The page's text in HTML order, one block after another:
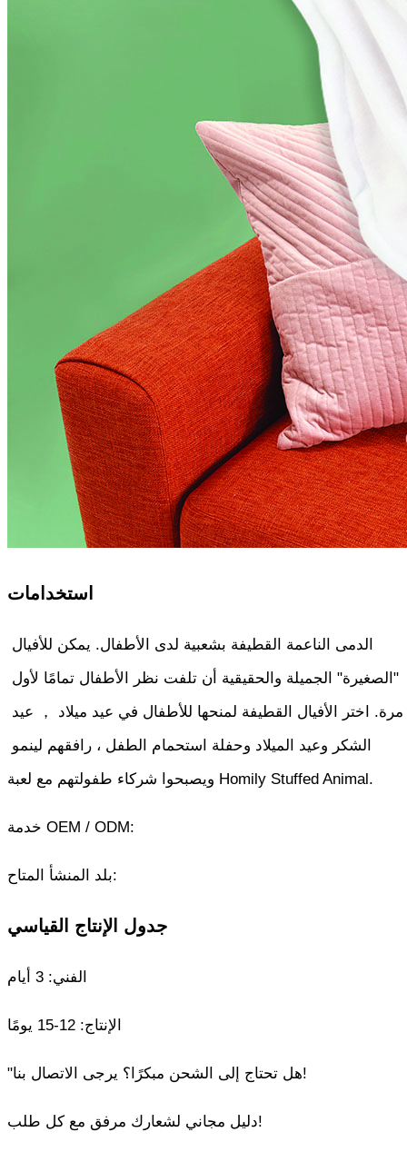
استخدامات
ويصبحوا شركاء طفولتهم مع لعبة Homily Stuffed Animal.
خدمة OEM / ODM:
بلد المنشأ المتاح:
جدول الإنتاج القياسي
الفني: 3 أيام
الإنتاج: 12-15 يومًا
"هل تحتاج إلى الشحن مبكرًا؟ يرجى الاتصال بنا!
دليل مجاني لشعارك مرفق مع كل طلب!